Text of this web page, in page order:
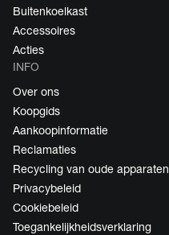
Buitenkoelkast
Accessoires
Acties
INFO
Over ons
Koopgids
Aankoopinformatie
Reclamaties
Recycling van oude apparaten
Privacybeleid
Cookiebeleid
Toegankelijkheidsverklaring